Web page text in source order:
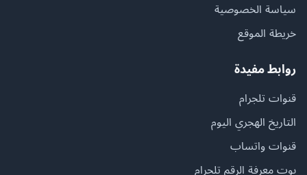
سياسة الخصوصية
خريطة الموقع
روابط مفيدة
قنوات تلجرام
التاريخ الهجري اليوم
قنوات واتساب
بوت معرفة الرقم تلجرام